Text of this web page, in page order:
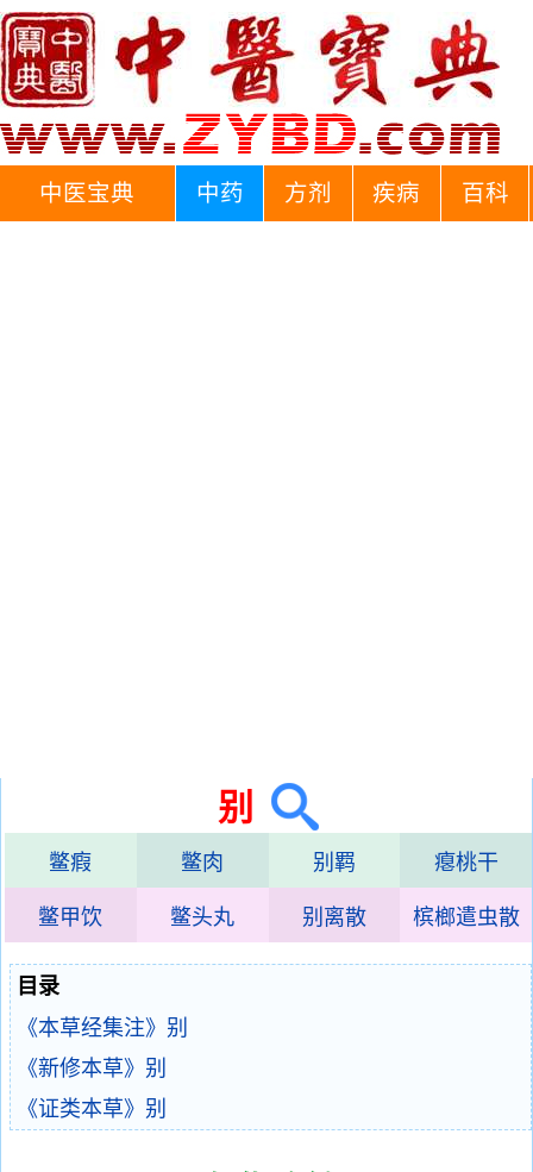
中医宝典 中药 方剂 疾病 百科
别
鳖瘕 鳖肉 别羁 瘪桃干
鳖甲饮 鳖头丸 别离散 槟榔遣虫散
目录
《本草经集注》别
《新修本草》别
《证类本草》别